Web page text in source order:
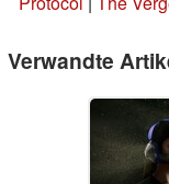
Verwandte